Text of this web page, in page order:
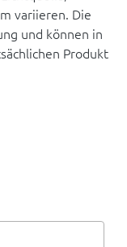
variieren. Die
und können in
Produkt